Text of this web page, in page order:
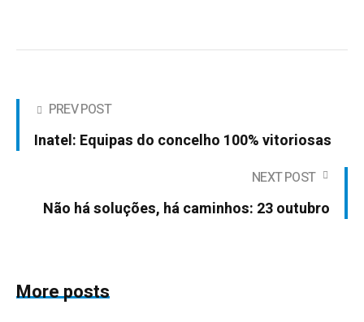
PREV POST
Inatel: Equipas do concelho 100% vitoriosas
NEXT POST
Não há soluções, há caminhos: 23 outubro
More posts